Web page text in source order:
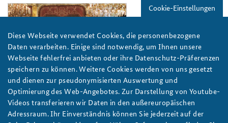
warschau_teaser.jpg
Foto: George Bush Presidential Library/OSCE/CC BY-ND 4.0
Charta von Paris: 25 Jahre gemeinsames Haus
Europa
Cookie-Einstellungen
Diese Webseite verwendet Cookies, die personenbezogene
Daten verarbeiten. Einige sind notwendig, um Ihnen unsere
Webseite fehlerfrei anbieten oder ihre Datenschutz-Präferenzen
speichern zu können. Weitere Cookies werden von uns gesetzt
und dienen zur pseudonymisierten Auswertung und
Optimierung des Web-Angebotes. Zur Darstellung von Youtube-
Videos transferieren wir Daten in den außereuropäischen
Adressraum. Ihr Einverständnis können Sie jederzeit auf der